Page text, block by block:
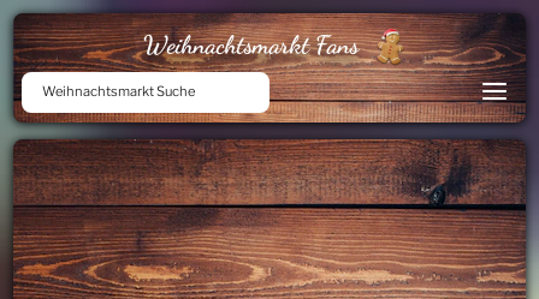
Weihnachtsmarkt Fans
Weihnachtsmarkt Suche